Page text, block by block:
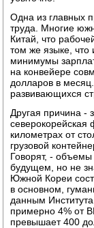
Одна из главных
труда. Многие
Китай, что
том же языке,
минимумы
на конвейере
долларов в
развивающихся
Другая причина -
северокорейская
километрах от
грузовой
Говорят, -
будущем, но не
Южной Кореи
в основном,
данным
примерно 4% от
превышает 400